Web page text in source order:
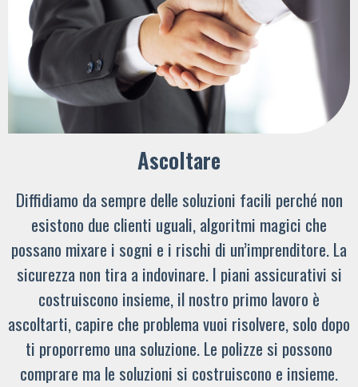
Ascoltare
Diffidiamo da sempre delle soluzioni facili perché non
esistono due clienti uguali, algoritmi magici che
possano mixare i sogni e i rischi di un’imprenditore. La
sicurezza non tira a indovinare. I piani assicurativi si
costruiscono insieme, il nostro primo lavoro è
ascoltarti, capire che problema vuoi risolvere, solo dopo
ti proporremo una soluzione. Le polizze si possono
comprare ma le soluzioni si costruiscono e insieme.